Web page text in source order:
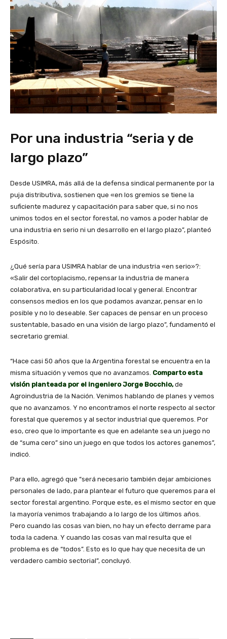
Por una industria “seria y de
largo plazo”
Desde USIMRA, más allá de la defensa sindical permanente por la
puja distributiva, sostienen que «en los gremios se tiene la
suficiente madurez y capacitación para saber que, si no nos
unimos todos en el sector forestal, no vamos a poder hablar de
una industria en serio ni un desarrollo en el largo plazo”, planteó
Espósito.
¿Qué sería para USIMRA hablar de una industria «en serio»?:
«Salir del cortoplacismo, repensar la industria de manera
colaborativa, en su particularidad local y general. Encontrar
consensos medios en los que podamos avanzar, pensar en lo
posible y no lo deseable. Ser capaces de pensar en un proceso
sustentable, basado en una visión de largo plazo”, fundamentó el
secretario gremial.
“Hace casi 50 años que la Argentina forestal se encuentra en la
misma situación y vemos que no avanzamos. Comparto esta
visión planteada por el ingeniero Jorge Bocchio, de
Agroindustria de la Nación. Venimos hablando de planes y vemos
que no avanzamos. Y no encontramos el norte respecto al sector
forestal que queremos y al sector industrial que queremos. Por
eso, creo que lo importante es que en adelante sea un juego no
de “suma cero” sino un juego en que todos los actores ganemos”,
indicó.
Para ello, agregó que “será necesario también dejar ambiciones
personales de lado, para plantear el futuro que queremos para el
sector forestal argentino. Porque este, es el mismo sector en que
la mayoría venimos trabajando a lo largo de los últimos años.
Pero cuando las cosas van bien, no hay un efecto derrame para
toda la cadena. Y cuando las cosas van mal resulta que el
problema es de “todos”. Esto es lo que hay que necesita de un
verdadero cambio sectorial”, concluyó.